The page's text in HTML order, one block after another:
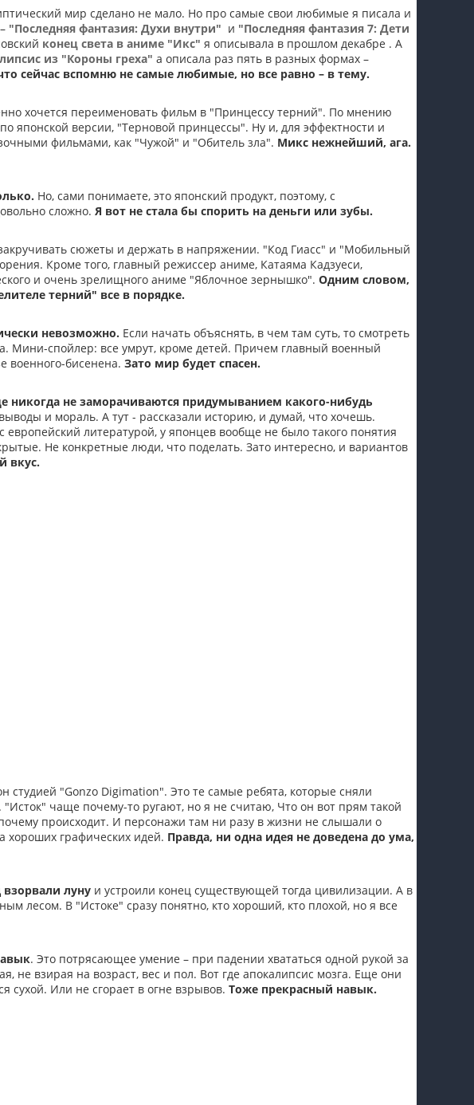
пїЅпїЅпїЅпїЅпїЅпїЅпїЅпїЅпїЅпїЅ
мир сделано не мало. Но про самые свои любимые я писала и
"Последняя фантазия: Духи внутри" и "Последняя фантазия 7: Дети
конец света в аниме "Икс" я описывала в прошлом декабре . А
из "Короны греха" а описала раз пять в разных формах –
сейчас вспомню не самые любимые, но все равно – в тему.
хочется переименовать фильм в "Принцессу терний". По мнению
японской версии, "Терновой принцессы". Ну и, для эффектности и
фильмами, как "Чужой" и "Обитель зла". Микс нежнейший, ага.
Но, сами понимаете, это японский продукт, поэтому, с
сложно. Я вот не стала бы спорить на деньги или зубы.
закручивать сюжеты и держать в напряжении. "Код Гиасс" и "Мобильный
Кроме того, главный режиссер аниме, Катаяма Кадзуеси,
и очень зрелищного аниме "Яблочное зернышко". Одним словом,
терний" все в порядке.
невозможно. Если начать объяснять, в чем там суть, то смотреть
Мини-спойлер: все умрут, кроме детей. Причем главный военный
военного-бисенена. Зато мир будет спасен.
не заморачиваются придумыванием какого-нибудь
и мораль. А тут - рассказали историю, и думай, что хочешь.
литературой, у японцев вообще не было такого понятия
Не конкретные люди, что поделать. Зато интересно, и вариантов
вкус.
студией "Gonzo Digimation". Это те самые ребята, которые сняли
чаще почему-то ругают, но я не считаю, Что он вот прям такой
происходит. И персонажи там ни разу в жизни не слышали о
хороших графических идей. Правда, ни одна идея не доведена до ума,
взорвали луну и устроили конец существующей тогда цивилизации. А в
лесом. В "Истоке" сразу понятно, кто хороший, кто плохой, но я все
. Это потрясающее умение – при падении хвататься одной рукой за
не взирая на возраст, вес и пол. Вот где апокалипсис мозга. Еще они
сухой. Или не сгорает в огне взрывов. Тоже прекрасный навык.